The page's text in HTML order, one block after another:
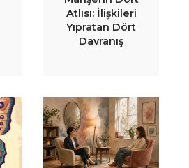
Atlısı: İlişkileri
Yıpratan Dört
Davranış